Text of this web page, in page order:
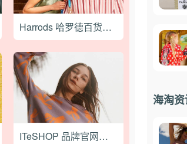
Harrods 哈罗德百货官网2022最新海淘攻略
ITeSHOP 品牌官网最新海淘攻略
海淘